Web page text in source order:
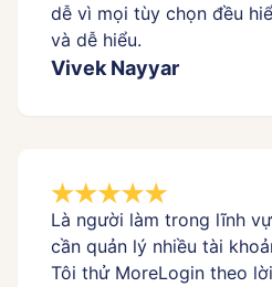
dễ vì mọi tùy chọn đều
và dễ hiểu.
Vivek Nayyar
Là người làm trong lĩnh
cần quản lý nhiều tài
Tôi thử MoreLogin theo